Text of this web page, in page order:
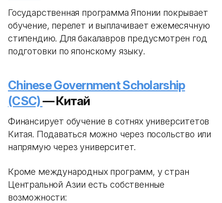
Государственная программа Японии покрывает
обучение, перелет и выплачивает ежемесячную
стипендию. Для бакалавров предусмотрен год
подготовки по японскому языку.
Chinese Government Scholarship
(CSC)— Китай
Финансирует обучение в сотнях университетов
Китая. Подаваться можно через посольство или
напрямую через университет.
Кроме международных программ, у стран
Центральной Азии есть собственные
возможности: